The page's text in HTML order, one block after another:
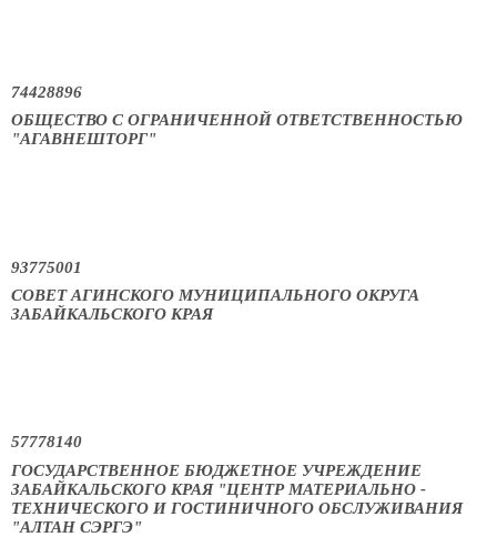
74428896
ОБЩЕСТВО С ОГРАНИЧЕННОЙ ОТВЕТСТВЕННОСТЬЮ
"АГАВНЕШТОРГ"
93775001
СОВЕТ АГИНСКОГО МУНИЦИПАЛЬНОГО ОКРУГА
ЗАБАЙКАЛЬСКОГО КРАЯ
57778140
ГОСУДАРСТВЕННОЕ БЮДЖЕТНОЕ УЧРЕЖДЕНИЕ
ЗАБАЙКАЛЬСКОГО КРАЯ "ЦЕНТР МАТЕРИАЛЬНО -
ТЕХНИЧЕСКОГО И ГОСТИНИЧНОГО ОБСЛУЖИВАНИЯ
"АЛТАН СЭРГЭ"